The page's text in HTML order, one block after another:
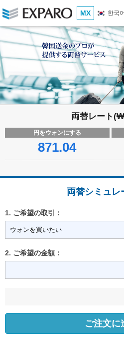
MX 한국어
両替レート
円をウォンにする
871.04
両替シミュレ
1. ご希望の取引：
2. ご希望の金額：
ご注文に